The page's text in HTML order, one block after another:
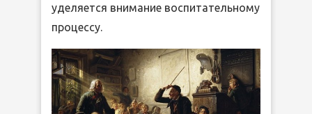
уделяется внимание воспитательному
процессу.